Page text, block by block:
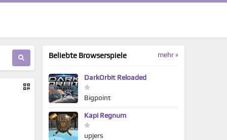
mehr »
Beliebte Browserspiele
DarkOrbit Reloaded
Bigpoint
Kapi Regnum
upjers